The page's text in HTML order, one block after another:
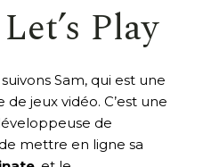
Play
Sam, qui est une
jeux vidéo. C’est une
de
mettre en ligne sa